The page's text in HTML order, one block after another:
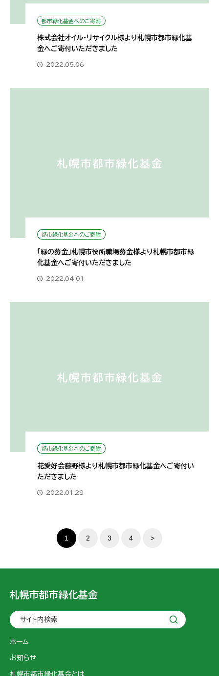
都市緑化基金へのご寄附
株式会社オイル・リサイクル様より札幌市都市緑化基
金へご寄付いただきました
2022.05.06
都市緑化基金へのご寄附
「緑の募金」札幌市役所職場募金様より札幌市都市緑
化基金へご寄付いただきました
2022.04.01
都市緑化基金へのご寄附
花愛好会藤野様より札幌市都市緑化基金へご寄付い
ただきました
2022.01.28
1 2 3 4 >
札幌市都市緑化基金
サイト内検索
ホーム
お知らせ
札幌市都市緑化基金とは